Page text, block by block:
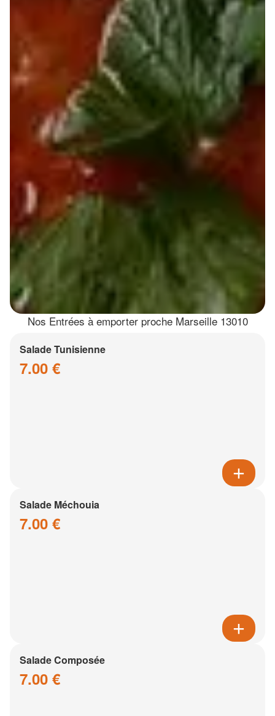
Nos Entrées à emporter proche Marseille 13010
Salade Tunisienne
7.00 €
Salade Méchouia
7.00 €
Salade Composée
7.00 €